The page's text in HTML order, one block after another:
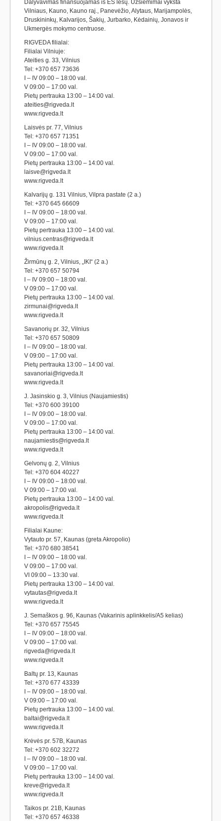
Dalyvavimas finansuojamas iš ES lėšų. Užsiėmimai vyksta
Vilniaus, Kauno, Kauno raj., Panevėžio, Alytaus, Marijampolės,
Druskininkų, Kalvarijos, Šakių, Jurbarko, Kėdainių, Jonavos ir
Ukmergės mokymo centruose.
RIGVEDA filialai:
Filialai Vilniuje:
Ateities g. 33, Vilnius
Tel: +370 657 73636
I – IV 09:00 – 18:00 val.
V 09:00 – 17:00 val.
Pietų pertrauka 13:00 – 14:00 val.
ateities@rigveda.lt
www.rigveda.lt
Laisvės pr. 77, Vilnius
Tel: +370 657 71351
I – IV 09:00 – 18:00 val.
V 09:00 – 17:00 val.
Pietų pertrauka 13:00 – 14:00 val.
laisve@rigveda.lt
www.rigveda.lt
Kalvarijų g. 131 Vilnius, Vilpra pastate (2 a.)
Tel: +370 645 66609
I – IV 09:00 – 18:00 val.
V 09:00 – 17:00 val.
Pietų pertrauka 13:00 – 14:00 val.
vilnius.centras@rigveda.lt
www.rigveda.lt
Žirmūnų g. 2, Vilnius, „IKI“ (2 a.)
Tel: +370 657 50794
I – IV 09:00 – 18:00 val.
V 09:00 – 17:00 val.
Pietų pertrauka 13:00 – 14:00 val.
zirmunai@rigveda.lt
www.rigveda.lt
Savanorių pr. 32, Vilnius
Tel: +370 657 50809
I – IV 09:00 – 18:00 val.
V 09:00 – 17:00 val.
Pietų pertrauka 13:00 – 14:00 val.
savanoriai@rigveda.lt
www.rigveda.lt
J. Jasinskio g. 3, Vilnius (Naujamiestis)
Tel: +370 600 39100
I – IV 09:00 – 18:00 val.
V 09:00 – 17:00 val.
Pietų pertrauka 13:00 – 14:00 val.
naujamiestis@rigveda.lt
www.rigveda.lt
Gelvonų g. 2, Vilnius
Tel: +370 604 40227
I – IV 09:00 – 18:00 val.
V 09:00 – 17:00 val.
Pietų pertrauka 13:00 – 14:00 val.
akropolis@rigveda.lt
www.rigveda.lt
Filialai Kaune:
Vytauto pr. 57, Kaunas (greta Akropolio)
Tel: +370 680 38541
I – IV 09:00 – 18:00 val.
V 09:00 – 17:00 val.
VI 09:00 – 13:30 val.
Pietų pertrauka 13:00 – 14:00 val.
vytautas@rigveda.lt
www.rigveda.lt
J. Semaškos g. 96, Kaunas (Vakarinis aplinkkelis/A5 kelias)
Tel: +370 657 75545
I – IV 09:00 – 18:00 val.
V 09:00 – 17:00 val.
rigveda@rigveda.lt
www.rigveda.lt
Baltų pr. 13, Kaunas
Tel: +370 677 43339
I – IV 09:00 – 18:00 val.
V 09:00 – 17:00 val.
Pietų pertrauka 13:00 – 14:00 val.
baltai@rigveda.lt
www.rigveda.lt
Krėvės pr. 57B, Kaunas
Tel: +370 602 32272
I – IV 09:00 – 18:00 val.
V 09:00 – 17:00 val.
Pietų pertrauka 13:00 – 14:00 val.
kreve@rigveda.lt
www.rigveda.lt
Taikos pr. 21B, Kaunas
Tel: +370 657 46338